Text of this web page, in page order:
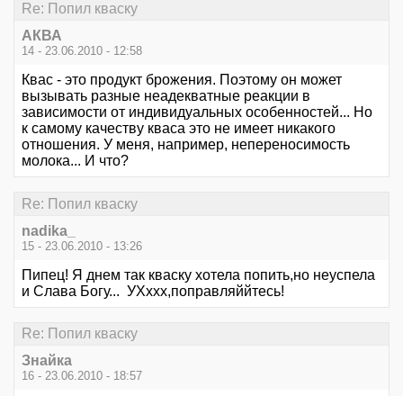
Re: Попил кваску
АКВА
14 - 23.06.2010 - 12:58
Квас - это продукт брожения. Поэтому он может
вызывать разные неадекватные реакции в
зависимости от индивидуальных особенностей... Но
к самому качеству кваса это не имеет никакого
отношения. У меня, например, непереносимость
молока... И что?
Re: Попил кваску
nadika_
15 - 23.06.2010 - 13:26
Пипец! Я днем так кваску хотела попить,но неуспела
и Слава Богу... УХххх,поправляййтесь!
Re: Попил кваску
Знайка
16 - 23.06.2010 - 18:57